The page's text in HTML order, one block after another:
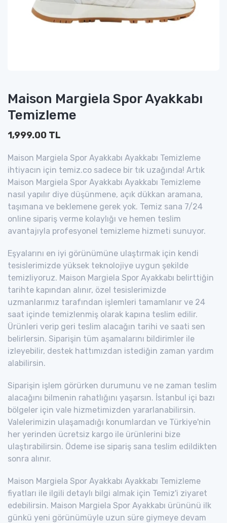
Maison Margiela Spor Ayakkabı
Temizleme
1,999.00 TL
Maison Margiela Spor Ayakkabı Ayakkabı Temizleme
ihtiyacın için temiz.co sadece bir tık uzağında! Artık
Maison Margiela Spor Ayakkabı Ayakkabı Temizleme
nasıl yapılır diye düşünmene, açık dükkan aramana,
taşımana ve beklemene gerek yok. Temiz sana 7/24
online sipariş verme kolaylığı ve hemen teslim
avantajıyla profesyonel temizleme hizmeti sunuyor.
Eşyalarını en iyi görünümüne ulaştırmak için kendi
tesislerimizde yüksek teknolojiye uygun şekilde
temizliyoruz. Maison Margiela Spor Ayakkabı belirttiğin
tarihte kapından alınır, özel tesislerimizde
uzmanlarımız tarafından işlemleri tamamlanır ve 24
saat içinde temizlenmiş olarak kapına teslim edilir.
Ürünleri verip geri teslim alacağın tarihi ve saati sen
belirlersin. Siparişin tüm aşamalarını bildirimler ile
izleyebilir, destek hattımızdan istediğin zaman yardım
alabilirsin.
Siparişin işlem görürken durumunu ve ne zaman teslim
alacağını bilmenin rahatlığını yaşarsın. İstanbul içi bazı
bölgeler için vale hizmetimizden yararlanabilirsin.
Valelerimizin ulaşamadığı konumlardan ve Türkiye'nin
her yerinden ücretsiz kargo ile ürünlerini bize
ulaştırabilirsin. Ödeme ise sipariş sana teslim edildikten
sonra alınır.
Maison Margiela Spor Ayakkabı Ayakkabı Temizleme
fiyatları ile ilgili detaylı bilgi almak için Temiz'i ziyaret
edebilirsin. Maison Margiela Spor Ayakkabı ürününü ilk
günkü yeni görünümüyle uzun süre giymeye devam